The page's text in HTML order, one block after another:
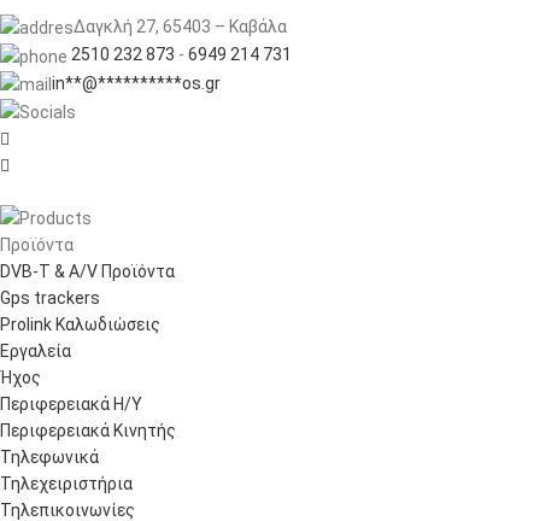
Δαγκλή 27, 65403 – Καβάλα
2510 232 873 - 6949 214 731
in**@**********os.gr


Προϊόντα
DVB-T & A/V Προϊόντα
Gps trackers
Prolink Καλωδιώσεις
Εργαλεία
Ήχος
Περιφερειακά Η/Υ
Περιφερειακά Κινητής
Τηλεφωνικά
Τηλεχειριστήρια
Τηλεπικοινωνίες